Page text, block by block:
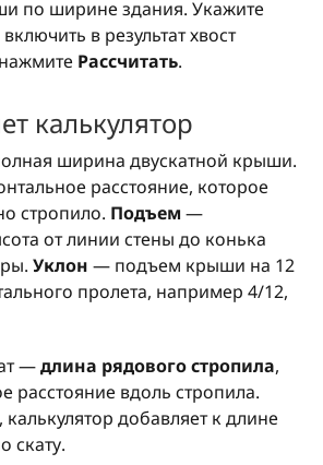
по ширине здания. Укажите
в результат хвост
Рассчитать.
калькулятор
ширина двускатной крыши.
расстояние, которое
стропило. Подъем—
от линии стены до конька
Уклон — подъем крыши на 12
пролета, например 4/12,
—длина рядового стропила,
расстояние вдоль стропила.
калькулятор добавляет к длине
скату.